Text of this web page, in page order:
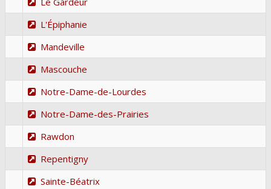
L'Épiphanie
Mandeville
Mascouche
Notre-Dame-de-Lourdes
Notre-Dame-des-Prairies
Rawdon
Repentigny
Sainte-Béatrix